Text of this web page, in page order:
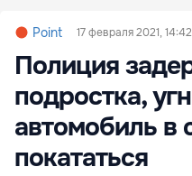
Point 17 февраля 2021, 14:42
Полиция
подростка,
автомобиль в
покататься